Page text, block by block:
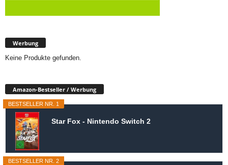
Werbung
Keine Produkte gefunden.
Amazon-Bestseller / Werbung
BESTSELLER NR. 1
Star Fox - Nintendo Switch 2
BESTSELLER NR. 2